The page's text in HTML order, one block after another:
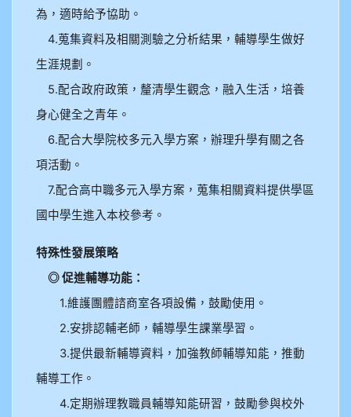
為，適時給予協助。
4.蒐集資料及相關測驗之分析結果，輔導學生做好
生涯規劃。
5.配合政府政策，釐清學生觀念，融入生活，培養
身心健全之青年。
6.配合大學院校多元入學方案，辦理升學有關之各
項活動。
7.配合高中職多元入學方案，蒐集相關資料提供學區
國中學生進入本校參考。
特殊性發展策略
◎ 促進輔導功能：
1.維護團體諮商室各項設備，鼓勵使用。
2.安排認輔老師，輔導學生課業學習。
3.提供最新輔導資料，加強教師輔導知能，推動
輔導工作。
4.定期辦理教職員輔導知能研習，鼓勵參與校外